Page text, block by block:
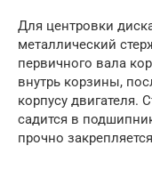
Для центровки
металлический
первичного вала
внутрь корзины,
корпусу двигателя.
садится в
прочно